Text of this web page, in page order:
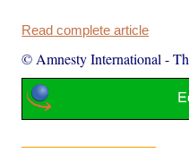
Read complete article
© Amnesty International -